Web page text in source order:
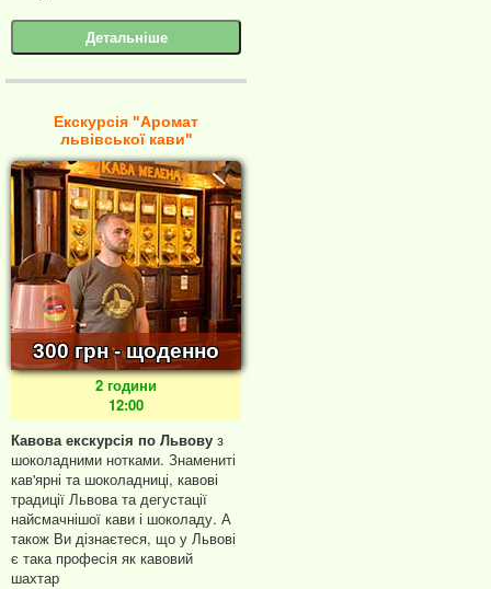
Детальніше
Екскурсія "Аромат
львівської кави"
300 грн - щоденно
2 години
12:00
Кавова екскурсія по Львову з
шоколадними нотками. Знамениті
кав'ярні та шоколадниці, кавові
традиції Львова та дегустації
найсмачнішої кави і шоколаду. А
також Ви дізнаєтеся, що у Львові
є така професія як кавовий
шахтар